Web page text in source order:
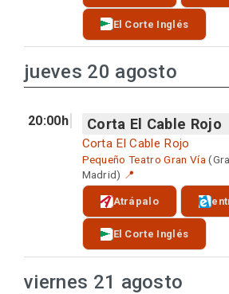
El Corte Inglés
jueves 20 agosto
20:00h Corta El Cable Rojo
Corta El Cable Rojo
Pequeño Teatro Gran Vía
Madrid) 📍
Atrápalo
El Corte Inglés
viernes 21 agosto